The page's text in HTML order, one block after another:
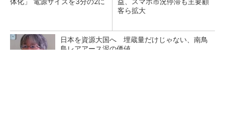
客ら拡大
日本を資源大国へ 埋蔵量だけじゃない、南鳥
島レアアース泥の価値